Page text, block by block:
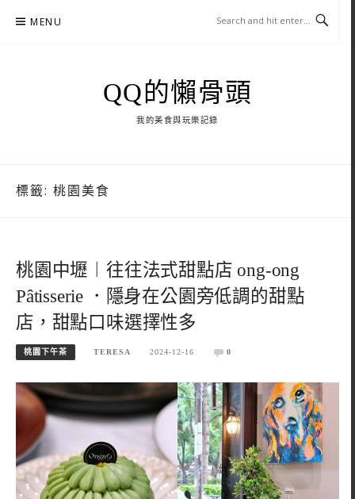
MENU
QQ的懶骨頭
我的美食與玩樂記錄
標籤: 桃園美食
桃園中壢︱往往法式甜點店 ong-ong
Pâtisserie ．隱身在公園旁低調的甜點
店，甜點口味選擇性多
桃園下午茶 TERESA 2024-12-16 0